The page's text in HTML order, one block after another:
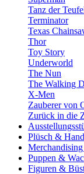
Tanz der
Terminator
Texas
Thor
Toy Story
Underworld
The Nun
The Walking
X-Men
Zauberer von
Zurück in die
Plüsch &
Puppen &
Figuren &